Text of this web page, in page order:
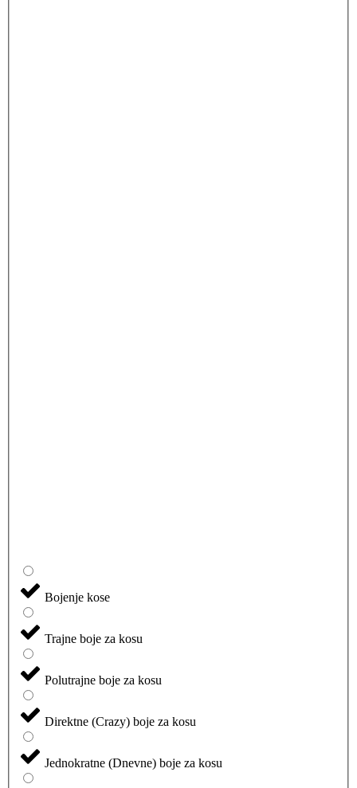
Bojenje kose
Trajne boje za kosu
Polutrajne boje za kosu
Direktne (Crazy) boje za kosu
Jednokratne (Dnevne) boje za kosu